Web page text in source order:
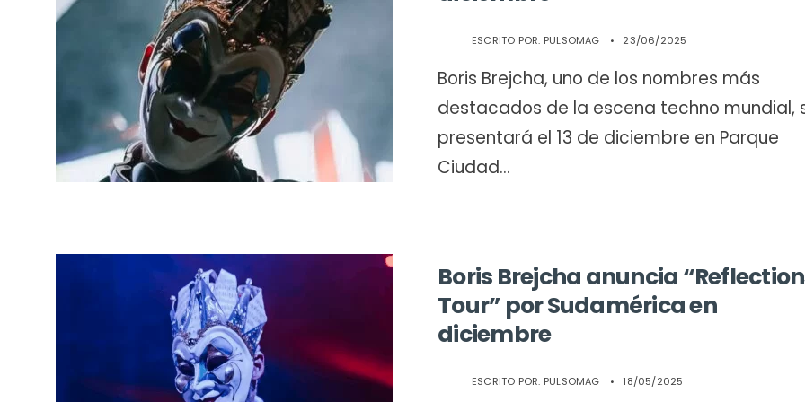
ESCRITO POR: PULSOMAG • 23/06/2025
Boris Brejcha, uno de los nombres más
destacados de la escena techno mundial,
presentará el 13 de diciembre en Parque
Ciudad...
Boris Brejcha anuncia
Tour” por Sudamérica en
diciembre
ESCRITO POR: PULSOMAG • 18/05/2025